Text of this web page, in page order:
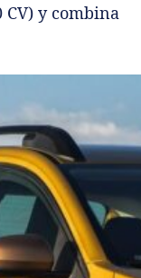
CV) y combina